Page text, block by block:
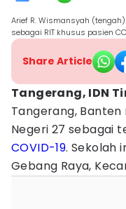
Arief R. Wismansyah
sebagai RIT khusus pasien
Share Article
Tangerang, IDN
Tangerang, Banten
Negeri 27 sebagai
COVID-19. Sekolah
Gebang Raya,